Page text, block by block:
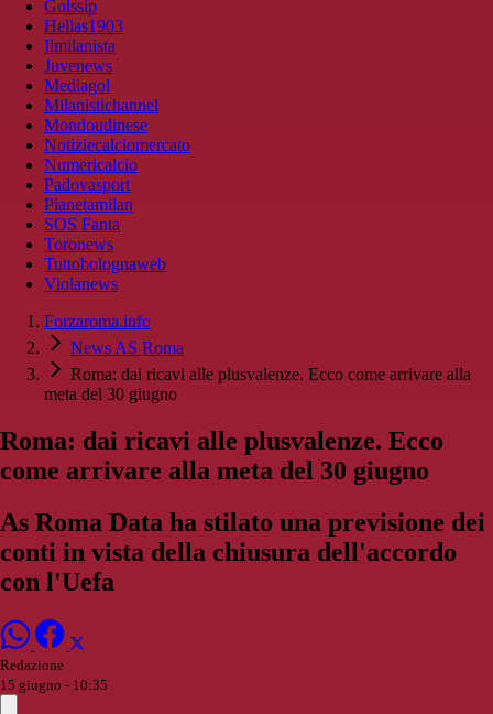
Golssip
Hellas1903
Ilmilanista
Juvenews
Mediagol
Milanistichannel
Mondoudinese
Notiziecalciomercato
Numericalcio
Padovasport
Pianetamilan
SOS Fanta
Toronews
Tuttobolognaweb
Violanews
Forzaroma.info
News AS Roma
Roma: dai ricavi alle plusvalenze. Ecco come arrivare alla
meta del 30 giugno
Roma: dai ricavi alle plusvalenze. Ecco
come arrivare alla meta del 30 giugno
As Roma Data ha stilato una previsione dei
conti in vista della chiusura dell'accordo
con l'Uefa
Redazione
15 giugno - 10:35